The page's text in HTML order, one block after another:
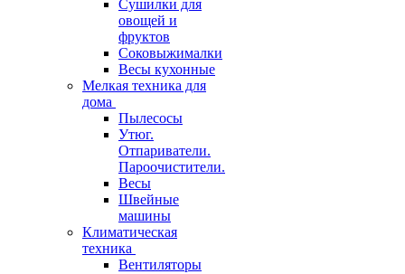
Сушилки для
овощей и
фруктов
Соковыжималки
Весы кухонные
Мелкая техника для
дома
Пылесосы
Утюг.
Отпариватели.
Пароочистители.
Весы
Швейные
машины
Климатическая
техника
Вентиляторы